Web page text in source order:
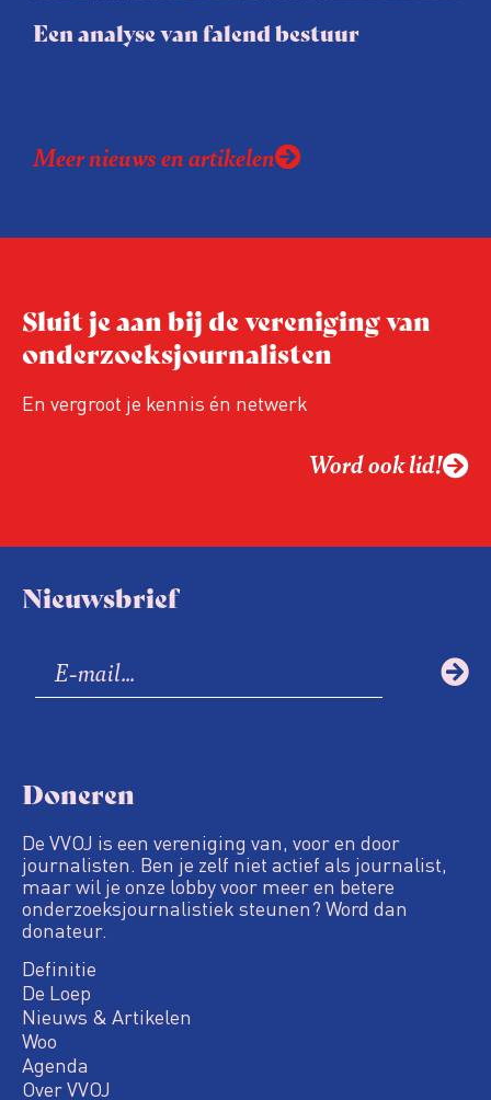
Een analyse van falend bestuur
Meer nieuws en artikelen
Sluit je aan bij de vereniging van
onderzoeksjournalisten
En vergroot je kennis én netwerk
Word ook lid!
Nieuwsbrief
Doneren
De VVOJ is een vereniging van, voor en door
journalisten. Ben je zelf niet actief als journalist,
maar wil je onze lobby voor meer en betere
onderzoeksjournalistiek steunen? Word dan
donateur.
Definitie
De Loep
Nieuws & Artikelen
Woo
Agenda
Over VVOJ